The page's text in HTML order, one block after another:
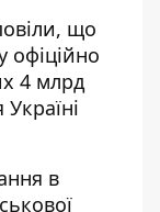
що
офіційно
4 млрд
в